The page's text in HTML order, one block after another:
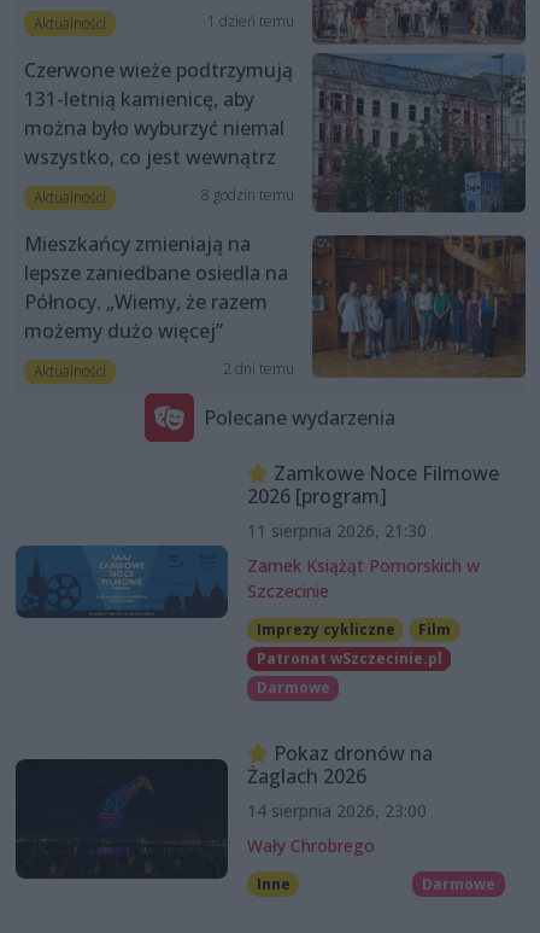
Aktualności 1 dzień temu
Czerwone wieże podtrzymują
131-letnią kamienicę, aby
można było wyburzyć niemal
wszystko, co jest wewnątrz
Aktualności 8 godzin temu
Mieszkańcy zmieniają na
lepsze zaniedbane osiedla na
Północy. „Wiemy, że razem
możemy dużo więcej”
Aktualności 2 dni temu
Polecane wydarzenia
Zamkowe Noce Filmowe
2026 [program]
11 sierpnia 2026, 21:30
Zamek Książąt Pomorskich w
Szczecinie
Imprezy cykliczne
Film
Patronat wSzczecinie.pl
Darmowe
Pokaz dronów na
Żaglach 2026
14 sierpnia 2026, 23:00
Wały Chrobrego
Inne Darmowe